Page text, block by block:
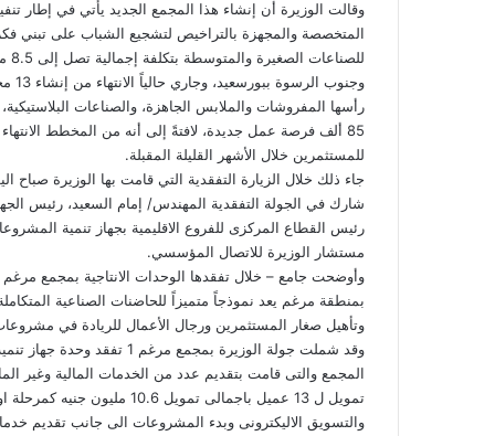
وقالت الوزيرة أن إنشاء هذا المجمع الجديد يأتي في إطار
رأسها المفروشات والملابس الجاهزة، والصناعات
85 ألف فرصة عمل جديدة، لافتةً إلى أنه من المخطط
للمستثمرين خلال الأشهر القليلة المقبلة.
جاء ذلك خلال الزيارة التفقدية التي قامت بها الوزيرة
شارك في الجولة التفقدية المهندس/ إمام السعيد، رئيس
رئيس القطاع المركزى للفروع الاقليمية بجهاز تنمية
مستشار الوزيرة للاتصال المؤسسي.
بمنطقة مرغم يعد نموذجاً متميزاً للحاضنات الصناعية
وتأهيل صغار المستثمرين ورجال الأعمال للريادة في
وقد شملت جولة الوزيرة
المجمع والتى قامت بتقديم عدد من الخدمات المالية وغير